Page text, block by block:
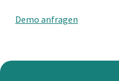
Demo anfragen